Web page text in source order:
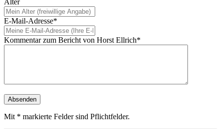
Alter
E-Mail-Adresse*
Kommentar zum Bericht von Horst Ellrich*
Mit * markierte Felder sind Pflichtfelder.